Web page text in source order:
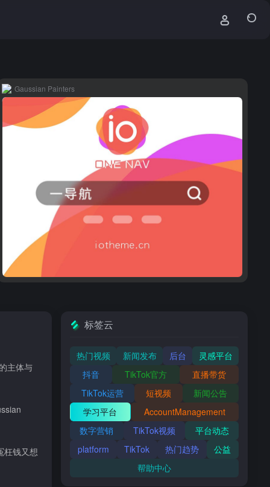
Gaussian Painters
主体与
枉钱又想
标签云
热门视频 新闻发布 后台
灵感平台
抖音
TikTok官方
直播带货
TikTok运营
短视频
新闻公告
学习平台
AccountManagement
数字营销
TikTok视频
平台动态
platform
TikTok 热门趋势
公益
帮助中心